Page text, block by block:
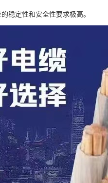
稳定性和安全性要求极高。